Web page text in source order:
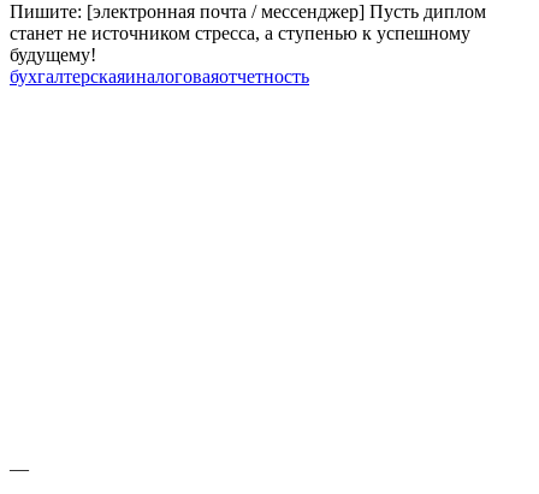
Пишите: [электронная почта / мессенджер] Пусть диплом
станет не источником стресса, а ступенью к успешному
будущему!
бухгалтерскаяиналоговаяотчетность
—